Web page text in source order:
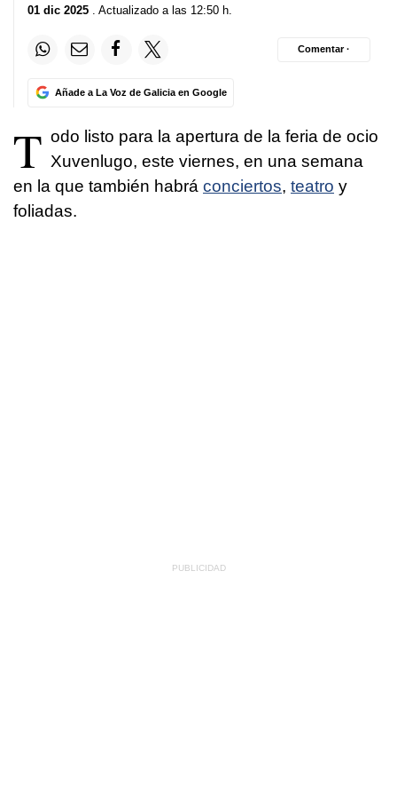
01 dic 2025 . Actualizado a las 12:50 h.
Añade a La Voz de Galicia en Google
Comentar ·
T odo listo para la apertura de la feria de ocio
Xuvenlugo, este viernes, en una semana
en la que también habrá conciertos, teatro y
foliadas.